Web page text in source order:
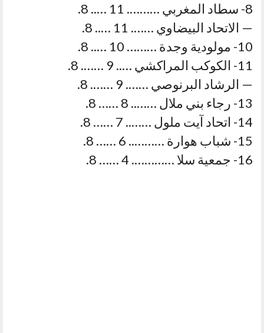
8- سطاد المغربي ………. 11 ….. 8.
— الاتحاد البيضاوي ……. 11 ….. 8.
10- مولودية وجدة ……… 10 ….. 8.
11- الكوكب المراكشي ….. 9 ……. 8.
— الرشاد البرنوصي ……. 9 ……. 8.
13- رجاء بني ملال …….. 8 …… 8.
14- اتحاد آيت ملول …….. 7 …… 8.
15- شباب هوارة ……….. 6 …… 8.
16- جمعية سلا …………. 4 …… 8.